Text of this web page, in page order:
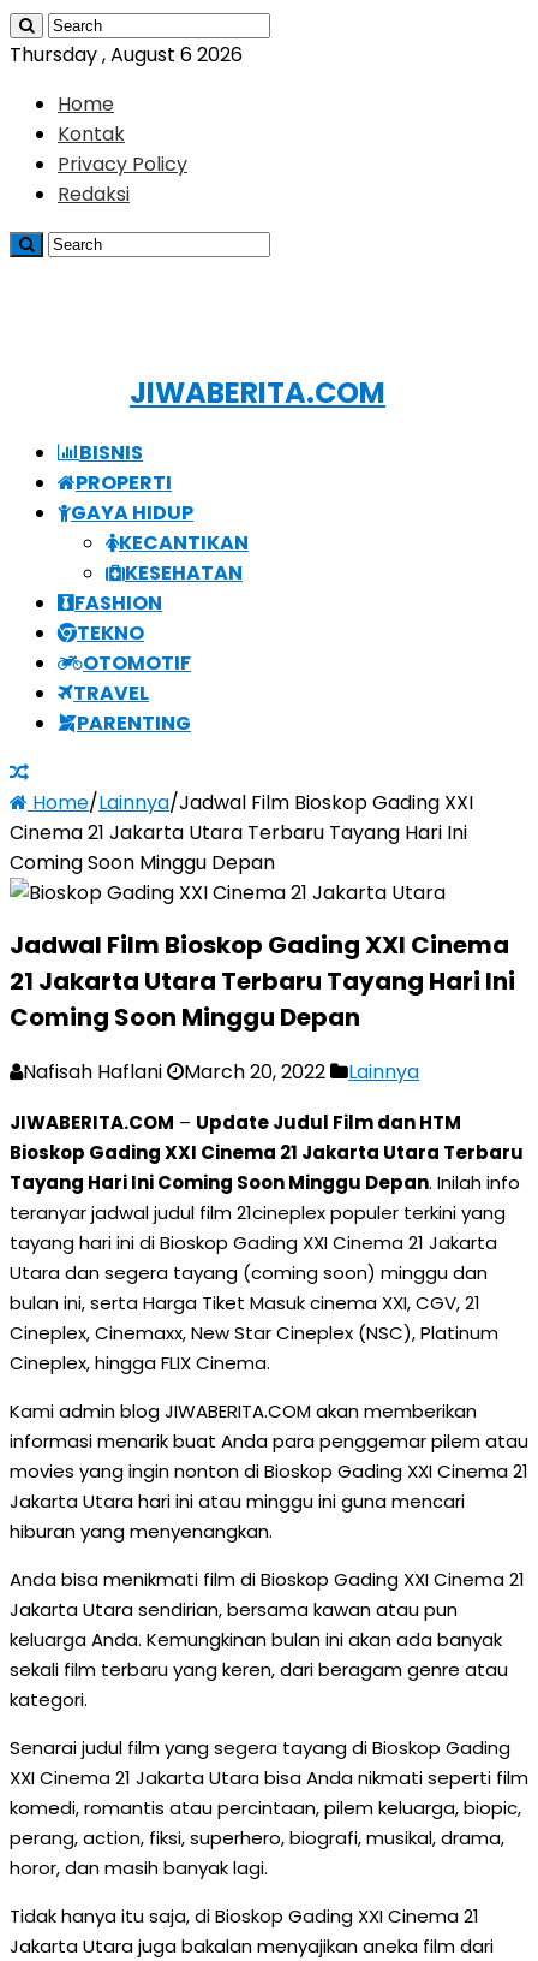
Thursday , August 6 2026
Home
Kontak
Privacy Policy
Redaksi
JIWABERITA.COM
BISNIS
PROPERTI
GAYA HIDUP
KECANTIKAN
KESEHATAN
FASHION
TEKNO
OTOMOTIF
TRAVEL
PARENTING
Home/Lainnya/Jadwal Film Bioskop Gading XXI
Cinema 21 Jakarta Utara Terbaru Tayang Hari Ini
Coming Soon Minggu Depan
Jadwal Film Bioskop Gading XXI Cinema
21 Jakarta Utara Terbaru Tayang Hari Ini
Coming Soon Minggu Depan
Nafisah Haflani March 20, 2022 Lainnya
JIWABERITA.COM – Update Judul Film dan HTM
Bioskop Gading XXI Cinema 21 Jakarta Utara Terbaru
Tayang Hari Ini Coming Soon Minggu Depan. Inilah info
teranyar jadwal judul film 21cineplex populer terkini yang
tayang hari ini di Bioskop Gading XXI Cinema 21 Jakarta
Utara dan segera tayang (coming soon) minggu dan
bulan ini, serta Harga Tiket Masuk cinema XXI, CGV, 21
Cineplex, Cinemaxx, New Star Cineplex (NSC), Platinum
Cineplex, hingga FLIX Cinema.
Kami admin blog JIWABERITA.COM akan memberikan
informasi menarik buat Anda para penggemar pilem atau
movies yang ingin nonton di Bioskop Gading XXI Cinema 21
Jakarta Utara hari ini atau minggu ini guna mencari
hiburan yang menyenangkan.
Anda bisa menikmati film di Bioskop Gading XXI Cinema 21
Jakarta Utara sendirian, bersama kawan atau pun
keluarga Anda. Kemungkinan bulan ini akan ada banyak
sekali film terbaru yang keren, dari beragam genre atau
kategori.
Senarai judul film yang segera tayang di Bioskop Gading
XXI Cinema 21 Jakarta Utara bisa Anda nikmati seperti film
komedi, romantis atau percintaan, pilem keluarga, biopic,
perang, action, fiksi, superhero, biografi, musikal, drama,
horor, dan masih banyak lagi.
Tidak hanya itu saja, di Bioskop Gading XXI Cinema 21
Jakarta Utara juga bakalan menyajikan aneka film dari